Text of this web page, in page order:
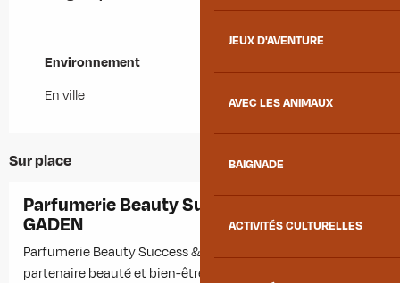
JEUX D'AVENTURE
AVEC LES ANIMAUX
BAIGNADE
ACTIVITÉS CULTURELLES
Environnement
Environnement
En ville
Sur place
Parfumerie Beauty Success & Institut Julie
GADEN
Parfumerie Beauty Success & Institut Julie Gaden Votre
partenaire beauté et bien-être Colporteurs de Bonheur